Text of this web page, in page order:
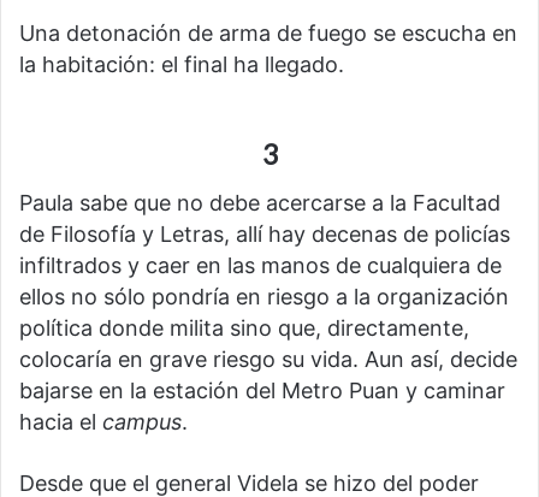
Una detonación de arma de fuego se escucha en
la habitación: el final ha llegado.
3
Paula sabe que no debe acercarse a la Facultad
de Filosofía y Letras, allí hay decenas de policías
infiltrados y caer en las manos de cualquiera de
ellos no sólo pondría en riesgo a la organización
política donde milita sino que, directamente,
colocaría en grave riesgo su vida. Aun así, decide
bajarse en la estación del Metro Puan y caminar
hacia el campus.
Desde que el general Videla se hizo del poder